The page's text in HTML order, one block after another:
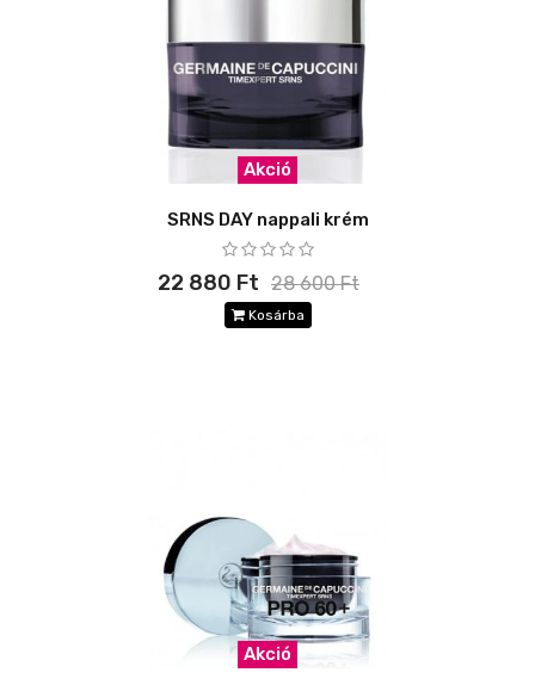
Akció
SRNS DAY nappali krém
22 880 Ft 28 600 Ft
Kosárba
Akció